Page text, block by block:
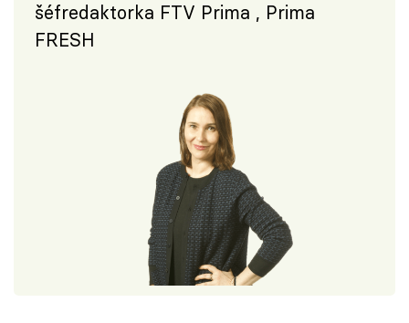
šéfredaktorka FTV Prima , Prima
FRESH